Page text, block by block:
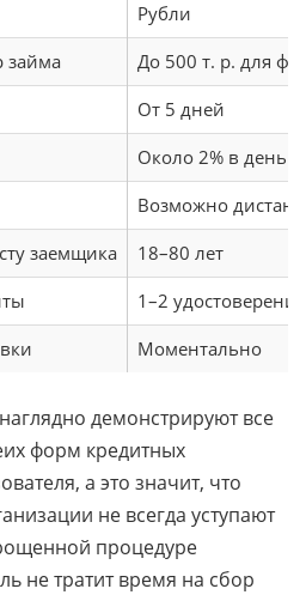
Рубли
займа
До 500 т. р. для
От 5 дней
Около 2% в день
Возможно
заемщика
18–80 лет
1–2
Моментально
демонстрируют все
форм кредитных
а это значит, что
не всегда уступают
процедуре
не тратит время на сбор